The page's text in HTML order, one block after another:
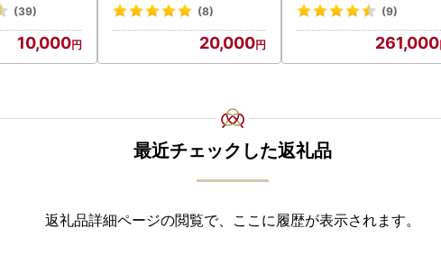
(39)
10,000
(8)
20,000
(9)
261,000
最近チェックした返礼品
返礼品詳細ページの閲覧で、ここに履歴が表示されます。